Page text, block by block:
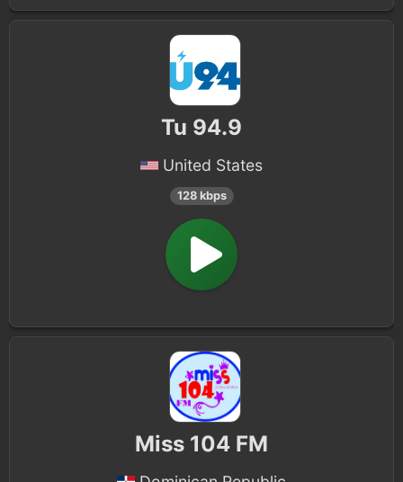
Tu 94.9
United States
128 kbps
Miss 104 FM